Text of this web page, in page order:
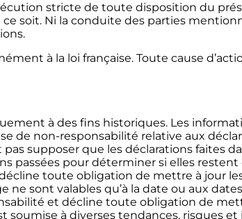
stricte de toute disposition du
soit. Ni la conduite des parties
à la loi française. Toute cause
à des fins historiques. Les
de non-responsabilité relative aux
supposer que les déclarations faites
passées pour déterminer si elles
toute obligation de mettre à jour
ne sont valables qu’à la date ou aux
et décline toute obligation de
soumise à diverses tendances, risques